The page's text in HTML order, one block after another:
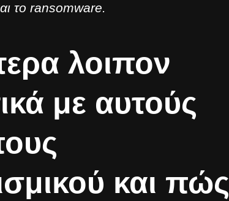
το ransomware.
λοιπον
με αυτούς
και πώς